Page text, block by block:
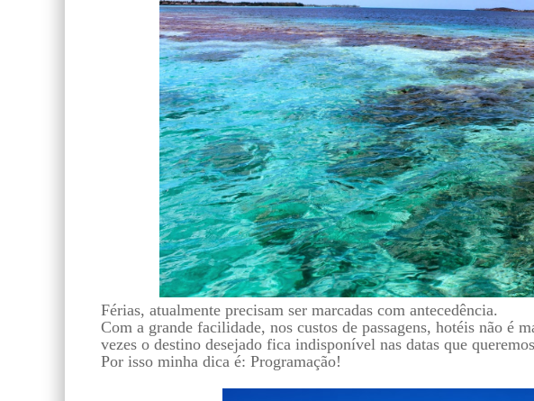
Férias, atualmente precisam ser marcadas com antecedência.
Com a grande facilidade, nos custos de passagens, hotéis não é
vezes o destino desejado fica indisponível nas datas que
Por isso minha dica é: Programação!